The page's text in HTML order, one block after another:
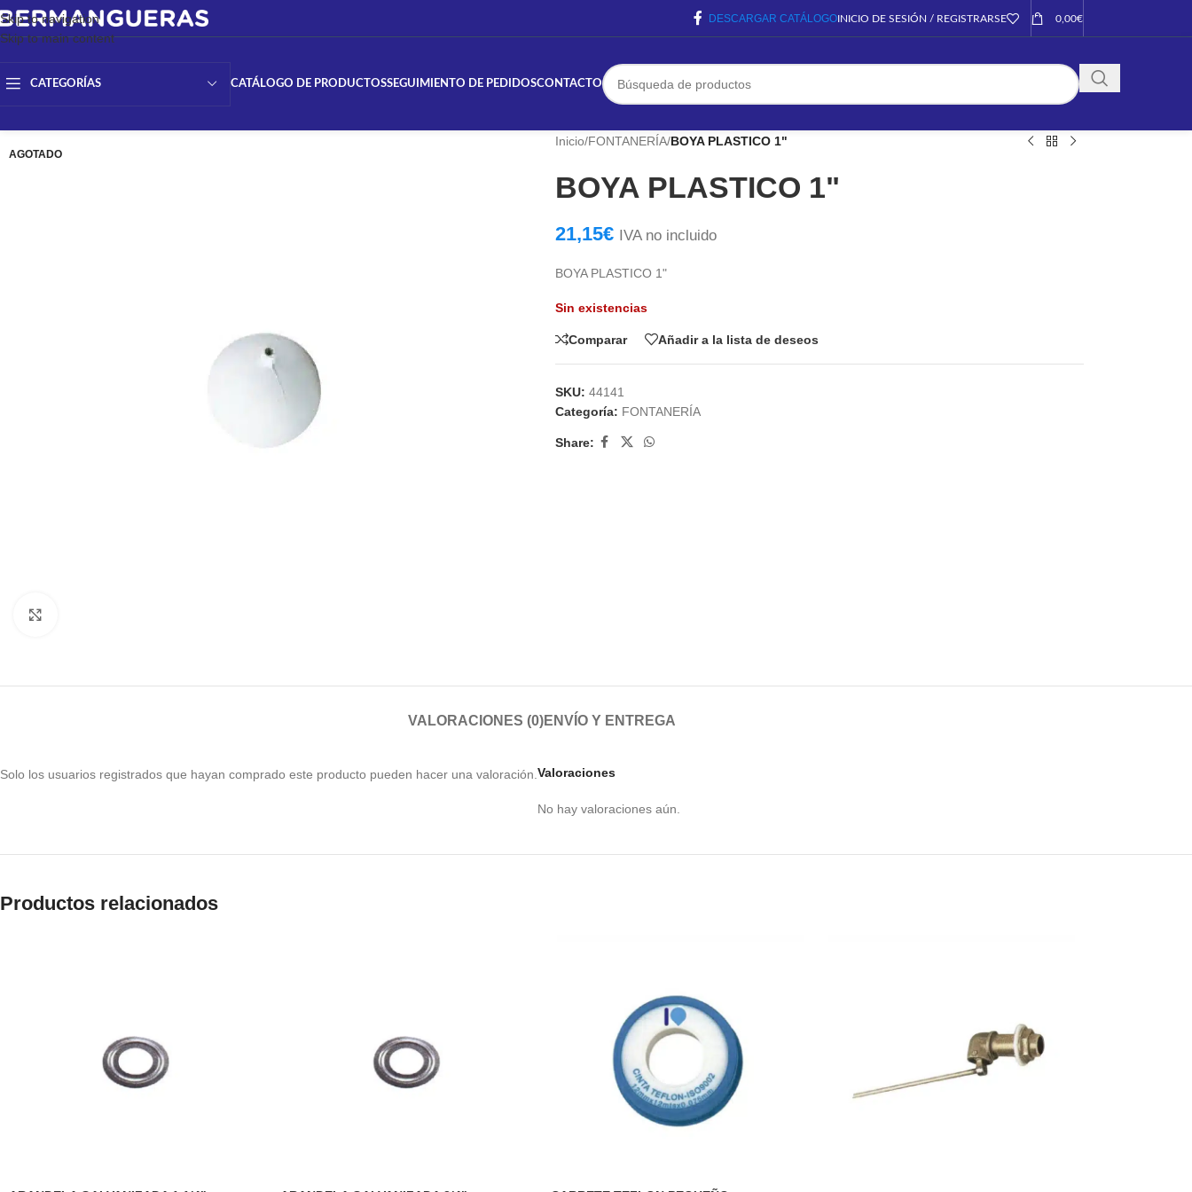
Skip to navigation
Skip to main content
DESCARGAR CATÁLOGOINICIO DE SESIÓN / REGISTRARSE 0,00€
CATEGORÍAS CATÁLOGO DE PRODUCTOSSEGUIMIENTO DE PEDIDOSCONTACTO
AGOTADO
Inicio/FONTANERÍA/BOYA PLASTICO 1"
BOYA PLASTICO 1"
21,15€ IVA no incluido
BOYA PLASTICO 1"
Sin existencias
Comparar Añadir a la lista de deseos
SKU: 44141
Categoría: FONTANERÍA
Share:
VALORACIONES (0)ENVÍO Y ENTREGA
Valoraciones
No hay valoraciones aún.
Solo los usuarios registrados que hayan comprado este producto pueden hacer una valoración.
Productos relacionados